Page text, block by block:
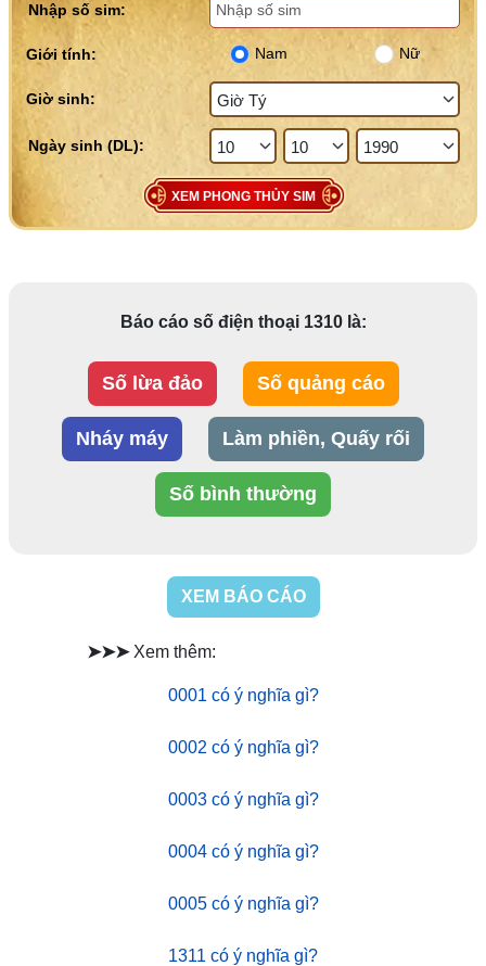
Nhập số sim:
Giới tính: Nam Nữ
Giờ sinh:
XEM PHONG THỦY SIM
Báo cáo số điện thoại 1310 là:
Số lừa đảo Số quảng cáo
Nháy máy Làm phiền, Quấy rối
Số bình thường
XEM BÁO CÁO
➤➤➤ Xem thêm:
0001 có ý nghĩa gì?
0002 có ý nghĩa gì?
0003 có ý nghĩa gì?
0004 có ý nghĩa gì?
0005 có ý nghĩa gì?
1311 có ý nghĩa gì?